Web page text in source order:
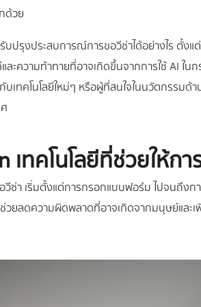
ด้วย
บปรุงประสบการณ์การขอวีซ่าได้อย่างไร ตั้
วามท้าทายที่อาจเกิดขึ้นจากการใช้ AI ใน
เทคโนโลยีใหม่ๆ หรือผู้ที่สนใจในนวัตกรรม
ทคโนโลยีที่ช่วยให้ก
วีซ่า เริ่มตั้งแต่การกรอกแบบฟอร์ม ไปจนถึ
วยลดความผิดพลาดที่อาจเกิดจากมนุษย์และเ